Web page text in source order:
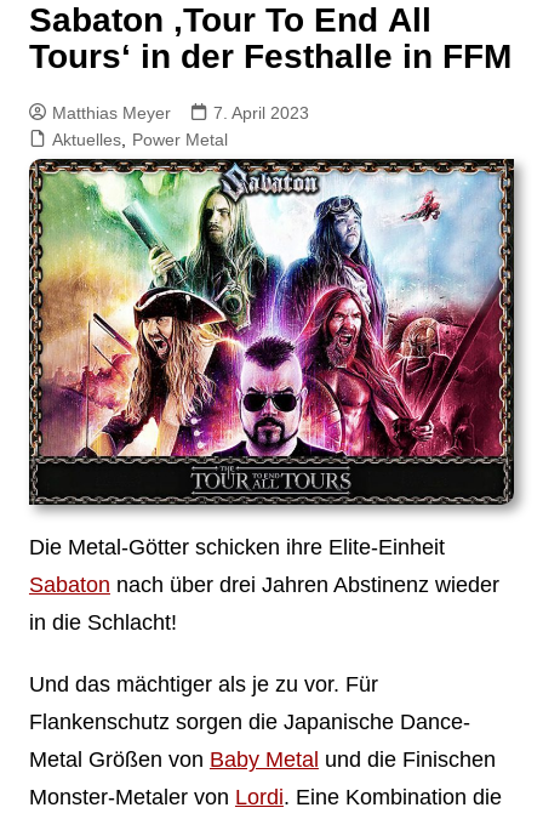
Sabaton ‚Tour To End All
Tours‘ in der Festhalle in FFM
Matthias Meyer
7. April 2023
Aktuelles, Power Metal
Die Metal-Götter schicken ihre Elite-Einheit
Sabaton nach über drei Jahren Abstinenz wieder
in die Schlacht!
Und das mächtiger als je zu vor. Für
Flankenschutz sorgen die Japanische Dance-
Metal Größen von Baby Metal und die Finischen
Monster-Metaler von Lordi. Eine Kombination die